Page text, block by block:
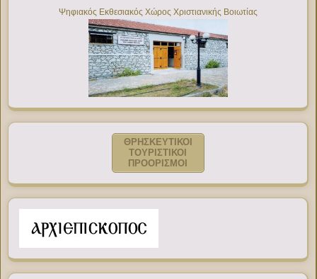
Ψηφιακός Εκθεσιακός Χώρος Χριστιανικής Βοιωτίας
ΘΡΗΣΚΕΥΤΙΚΟΙ
ΤΟΥΡΙΣΤΙΚΟΙ
ΠΡΟΟΡΙΣΜΟΙ